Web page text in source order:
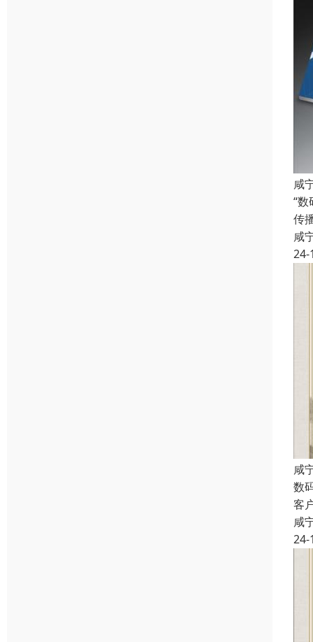
咸
“
传
咸
24-
咸
数
客
咸
24-